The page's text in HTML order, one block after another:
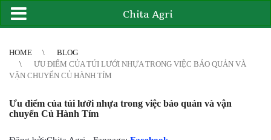
HOME
BLOG
ƯU ĐIỂM CỦA TÚI LƯỚI NHỰA TRONG VIỆC BẢO QUẢN VÀ
VẬN CHUYỂN CỦ HÀNH TÍM
Ưu điểm của túi lưới nhựa trong việc bảo quản và vận
chuyển Củ Hành Tím
Chita Agri